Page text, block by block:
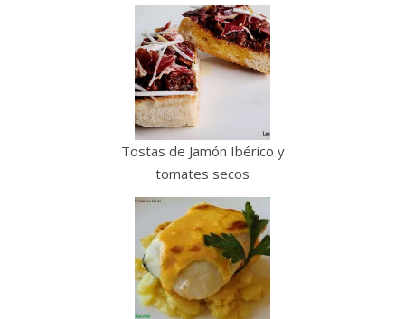
Tostas de Jamón Ibérico y
tomates secos